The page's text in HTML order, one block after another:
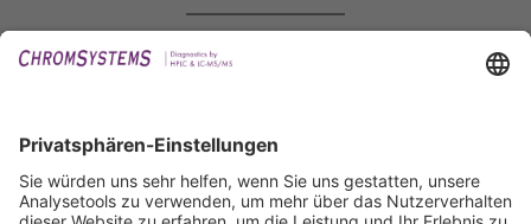
IFU anfordern
Zertifizierungen